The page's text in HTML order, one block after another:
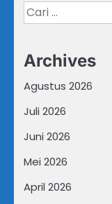
Cari
untuk:
Archives
Agustus 2026
Juli 2026
Juni 2026
Mei 2026
April 2026